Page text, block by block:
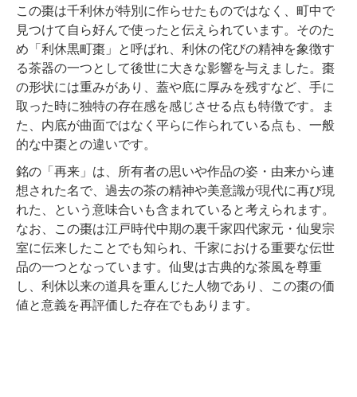
この棗は千利休が特別に作らせたものではなく、町中で
見つけて自ら好んで使ったと伝えられています。そのた
め「利休黒町棗」と呼ばれ、利休の侘びの精神を象徴す
る茶器の一つとして後世に大きな影響を与えました。棗
の形状には重みがあり、蓋や底に厚みを残すなど、手に
取った時に独特の存在感を感じさせる点も特徴です。ま
た、内底が曲面ではなく平らに作られている点も、一般
的な中棗との違いです。
銘の「再来」は、所有者の思いや作品の姿・由来から連
想された名で、過去の茶の精神や美意識が現代に再び現
れた、という意味合いも含まれていると考えられます。
なお、この棗は江戸時代中期の裏千家四代家元・仙叟宗
室に伝来したことでも知られ、千家における重要な伝世
品の一つとなっています。仙叟は古典的な茶風を尊重
し、利休以来の道具を重んじた人物であり、この棗の価
値と意義を再評価した存在でもあります。